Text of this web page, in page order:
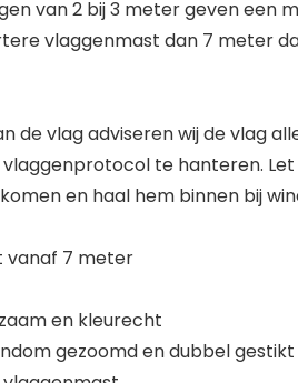
van 2 bij 3 meter geven een
vlaggenmast dan 7 meter
de vlag adviseren wij de vlag
te hanteren.
en haal hem binnen bij
vanaf 7 meter
en kleurecht
gezoomd en dubbel gestikt